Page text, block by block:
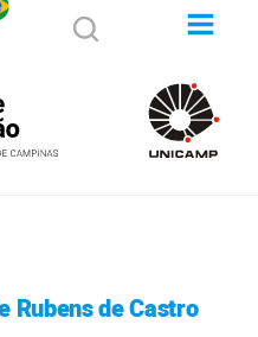
Rubens de Castro